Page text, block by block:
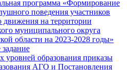
программа «Формирование
поведения участников
движения на территории
муниципального округа
области на 2023-2028 годы»
образования приказы
АГО и Постановления